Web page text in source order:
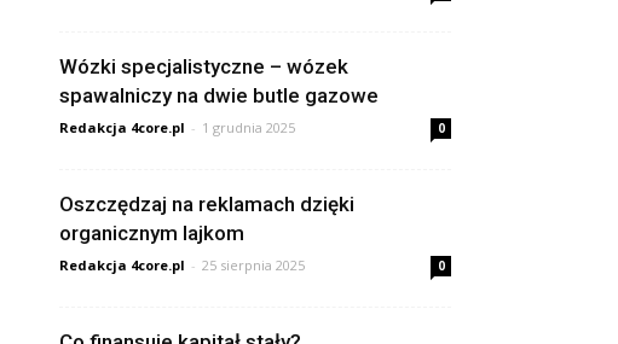
Wózki specjalistyczne – wózek
spawalniczy na dwie butle gazowe
Redakcja 4core.pl - 1 grudnia 2025 0
Oszczędzaj na reklamach dzięki
organicznym lajkom
Redakcja 4core.pl - 25 sierpnia 2025 0